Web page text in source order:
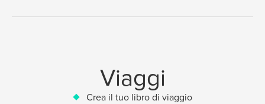
Viaggi
Crea il tuo libro di viaggio